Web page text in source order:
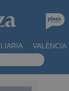
VALÈNCIA